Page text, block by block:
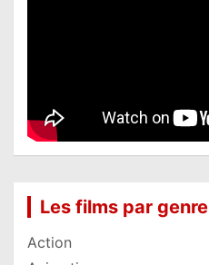
Les films par genre
Action